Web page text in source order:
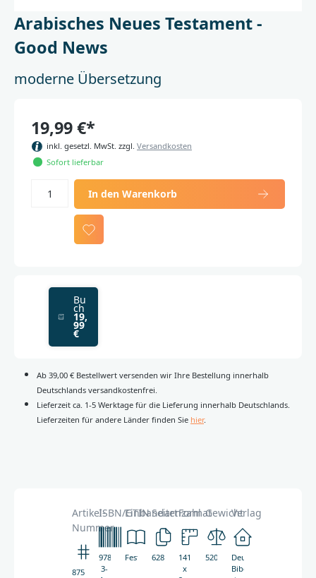
Arabisches Neues Testament -
Good News
moderne Übersetzung
19,99 €*
inkl. gesetzl. MwSt. zzgl. Versandkosten
Sofort lieferbar
In den Warenkorb
Bu
ch
19,
99
€
Ab 39,00 € Bestellwert versenden wir Ihre Bestellung innerhalb
Deutschlands versandkostenfrei.
Lieferzeit ca. 1-5 Werktage für die Lieferung innerhalb Deutschlands.
Lieferzeiten für andere Länder finden Sie hier.
Artikel-
Nummer
8752
ISBN/GTIN
978-
3-
Einbandart
Festeinband
Seitenzahl
628
Format
141
x
Gewicht
520g
Verlag
Deutsche
Bibelgesellschaft